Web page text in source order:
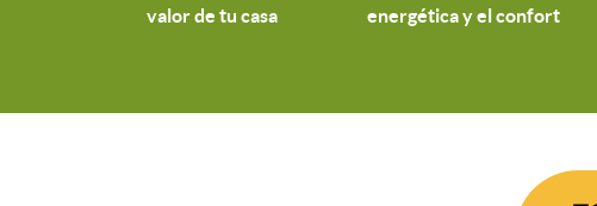
valor de tu casa
energética y el confort